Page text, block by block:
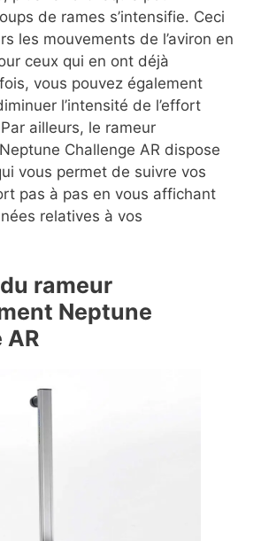
de rames s’intensifie. Ceci
les mouvements de l’aviron en
ceux qui en ont déjà
vous pouvez également
l’intensité de l’effort
ailleurs, le rameur
Challenge AR dispose
vous permet de suivre vos
pas à pas en vous affichant
relatives à vos
rameur
Neptune
AR